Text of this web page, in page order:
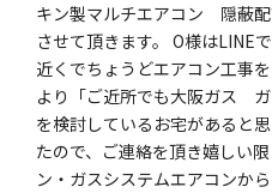
キン製マルチエアコン 隠蔽
させて頂きます。 O様はLINE
近くでちょうどエアコン工事
より「ご近所でも大阪ガス
を検討しているお宅があると
たので、ご連絡を頂き嬉しい
ン・ガスシステムエアコンか